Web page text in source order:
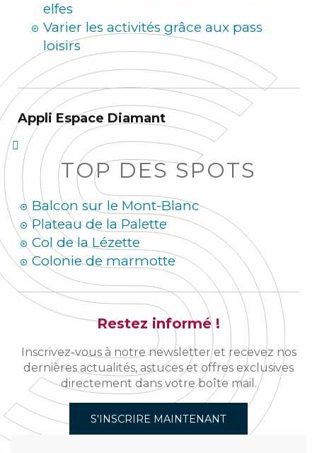
elfes
Varier les activités grâce aux pass
loisirs
Appli Espace Diamant
TOP DES SPOTS
Balcon sur le Mont-Blanc
Plateau de la Palette
Col de la Lézette
Colonie de marmotte
Restez informé !
Inscrivez-vous à notre newsletter et recevez nos
dernières actualités, astuces et offres exclusives
directement dans votre boîte mail.
S'INSCRIRE MAINTENANT